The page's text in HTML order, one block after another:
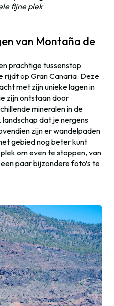
fijne plek
van Montaña de
prachtige tussenstop
op Gran Canaria. Deze
met zijn unieke lagen in
zijn ontstaan door
mineralen in de
dat je nergens
zijn er wandelpaden
gebied nog beter kunt
om even te stoppen, van
paar bijzondere foto’s te